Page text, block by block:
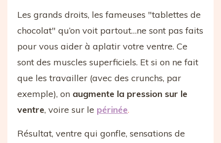
Les grands droits, les fameuses "tablettes de
chocolat" qu’on voit partout…ne sont pas faits
pour vous aider à aplatir votre ventre. Ce
sont des muscles superficiels. Et si on ne fait
que les travailler (avec des crunchs, par
exemple), on augmente la pression sur le
ventre, voire sur le périnée.
Résultat, ventre qui gonfle, sensations de